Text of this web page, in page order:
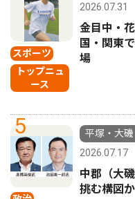
スポーツ
トップニュ
ース
2026.07.31
金目中・
国・関東
場
5
平塚・大
2026.07.17
中郡（大
挑む構図